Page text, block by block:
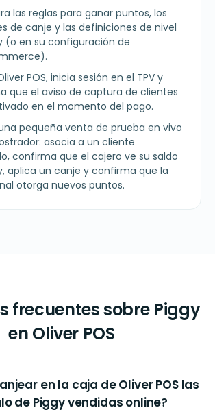
las reglas para ganar puntos, los
de canje y las definiciones de nivel
(o en su configuración de
POS, inicia sesión en el TPV y
que el aviso de captura de clientes
en el momento del pago.
pequeña venta de prueba en vivo
asocia a un cliente
confirma que el cajero ve su saldo
aplica un canje y confirma que la
otorga nuevos puntos.
frecuentes sobre Piggy
en Oliver POS
en la caja de Oliver POS las
de Piggy vendidas online?